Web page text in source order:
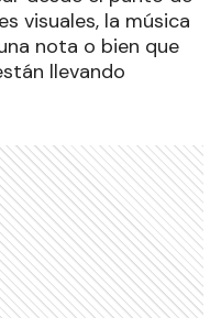
visuales, la música
nota o bien que
llevando